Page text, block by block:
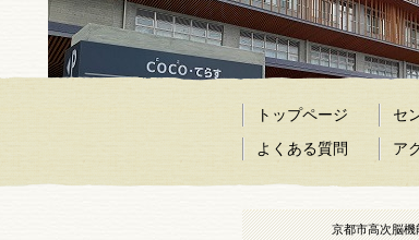
京都市高次脳機
トップページ セ
よくある質問
ア